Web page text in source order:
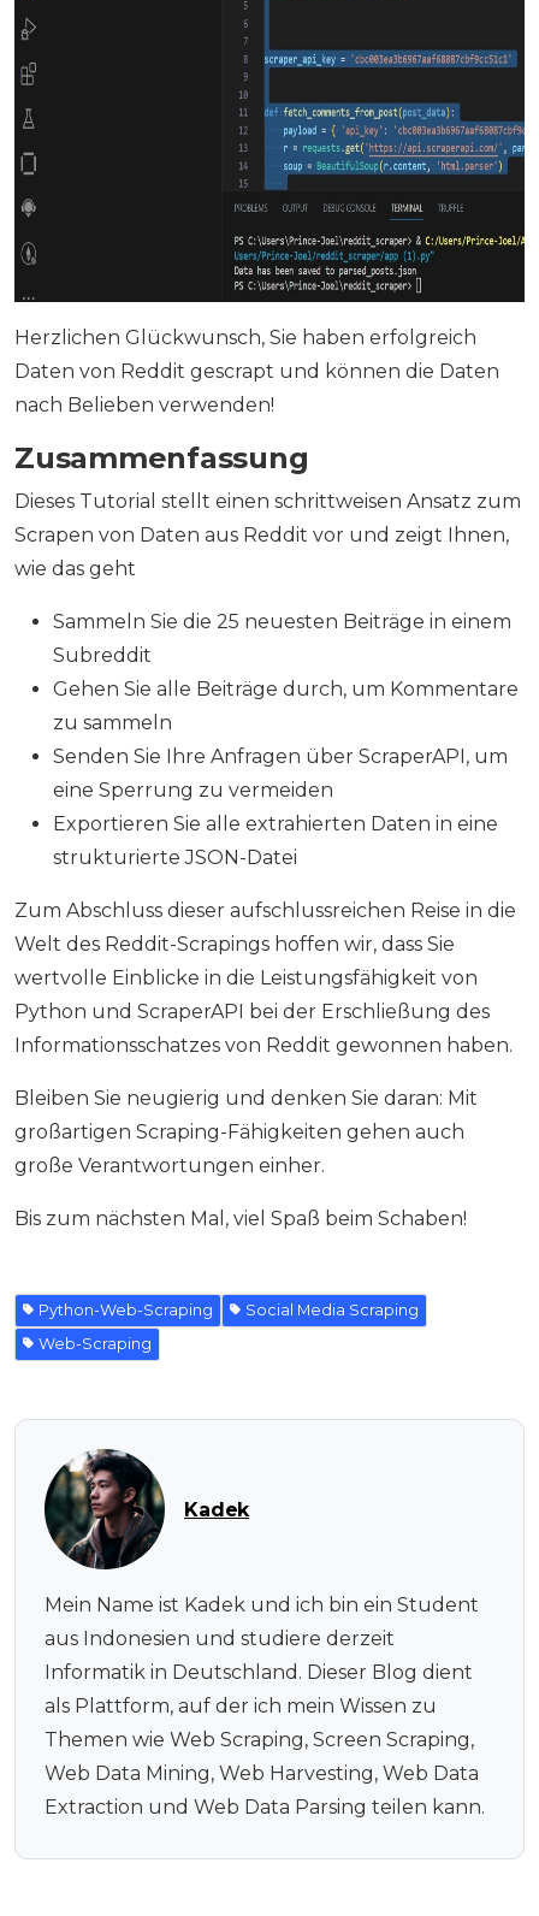
Herzlichen Glückwunsch, Sie haben erfolgreich
Daten von Reddit gescrapt und können die Daten
nach Belieben verwenden!
Zusammenfassung
Dieses Tutorial stellt einen schrittweisen Ansatz zum
Scrapen von Daten aus Reddit vor und zeigt Ihnen,
wie das geht
Sammeln Sie die 25 neuesten Beiträge in einem
Subreddit
Gehen Sie alle Beiträge durch, um Kommentare
zu sammeln
Senden Sie Ihre Anfragen über ScraperAPI, um
eine Sperrung zu vermeiden
Exportieren Sie alle extrahierten Daten in eine
strukturierte JSON-Datei
Zum Abschluss dieser aufschlussreichen Reise in die
Welt des Reddit-Scrapings hoffen wir, dass Sie
wertvolle Einblicke in die Leistungsfähigkeit von
Python und ScraperAPI bei der Erschließung des
Informationsschatzes von Reddit gewonnen haben.
Bleiben Sie neugierig und denken Sie daran: Mit
großartigen Scraping-Fähigkeiten gehen auch
große Verantwortungen einher.
Bis zum nächsten Mal, viel Spaß beim Schaben!
Python-Web-Scraping
Social Media Scraping
Web-Scraping
Kadek
Mein Name ist Kadek und ich bin ein Student
aus Indonesien und studiere derzeit
Informatik in Deutschland. Dieser Blog dient
als Plattform, auf der ich mein Wissen zu
Themen wie Web Scraping, Screen Scraping,
Web Data Mining, Web Harvesting, Web Data
Extraction und Web Data Parsing teilen kann.